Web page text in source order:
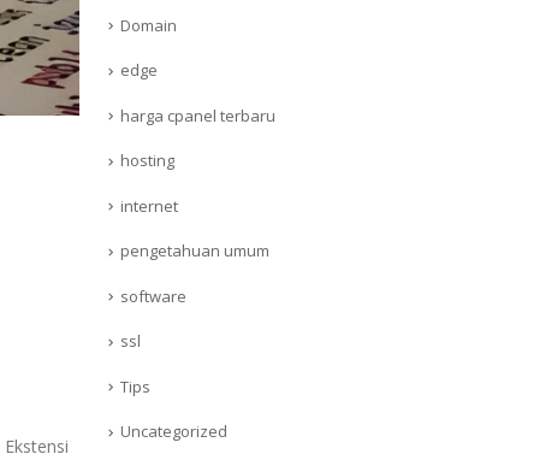
Ekstensi
Domain
edge
harga cpanel terbaru
hosting
internet
pengetahuan umum
software
ssl
Tips
Uncategorized